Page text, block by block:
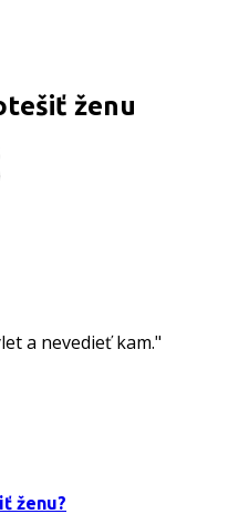
ženu
a nevedieť kam."
ženu?